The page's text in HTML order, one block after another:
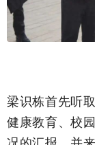
梁识栋首先听
健康教育、校